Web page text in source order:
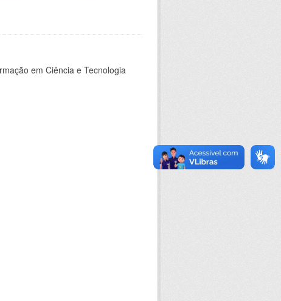
em Ciência e Tecnologia